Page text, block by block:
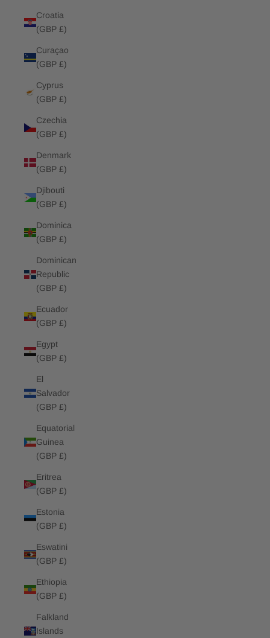
Croatia
(GBP £)
Curaçao
(GBP £)
Cyprus
(GBP £)
Czechia
(GBP £)
Denmark
(GBP £)
Djibouti
(GBP £)
Dominica
(GBP £)
Dominican
Republic
(GBP £)
Ecuador
(GBP £)
Egypt
(GBP £)
El
Salvador
(GBP £)
Equatorial
Guinea
(GBP £)
Eritrea
(GBP £)
Estonia
(GBP £)
Eswatini
(GBP £)
Ethiopia
(GBP £)
Falkland
Islands